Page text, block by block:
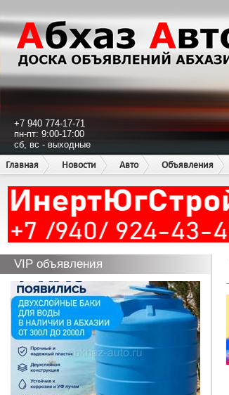
+7 940 774-17-71
пн-пт: 9:00-17:00
сб, вс - выходные
Главная
Новости Авто Объявления
VIP объявления